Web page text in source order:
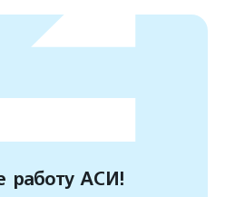
работу АСИ!